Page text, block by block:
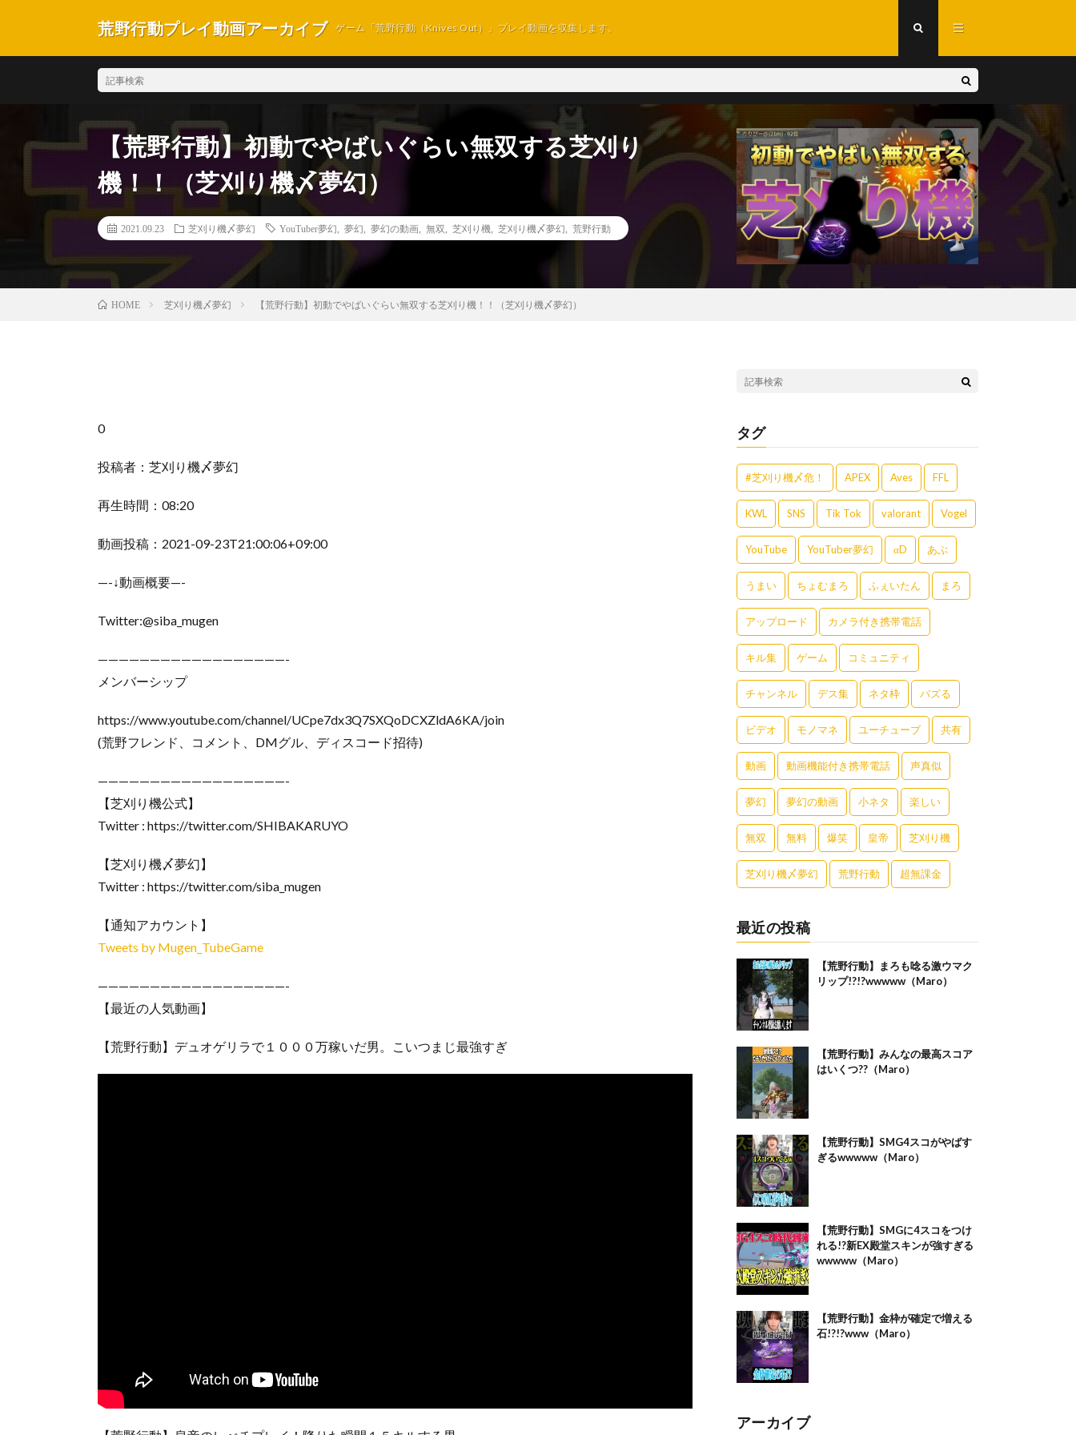
荒野行動プレイ動画アーカイブ ゲーム「荒野行動（Knives Out）」プレイ動画を収集します。
【荒野行動】初動でやばいぐらい無双する芝刈り
機！！（芝刈り機〆夢幻）
2021.09.23 芝刈り機〆夢幻 YouTuber夢幻 夢幻 夢幻の動画 無双 芝刈り機 芝刈り機〆夢幻 荒野行動
HOME 芝刈り機〆夢幻 【荒野行動】初動でやばいぐらい無双する芝刈り機！！（芝刈り機〆夢幻）
0
投稿者：芝刈り機〆夢幻
再生時間：08:20
動画投稿：2021-09-23T21:00:06+09:00
—-↓動画概要—-
Twitter:@siba_mugen
——————————————————-
メンバーシップ
https://www.youtube.com/channel/UCpe7dx3Q7SXQoDCXZldA6KA/join
(荒野フレンド、コメント、DMグル、ディスコード招待)
——————————————————-
【芝刈り機公式】
Twitter : https://twitter.com/SHIBAKARUYO
【芝刈り機〆夢幻】
Twitter : https://twitter.com/siba_mugen
【通知アカウント】
Tweets by Mugen_TubeGame
——————————————————-
【最近の人気動画】
【荒野行動】デュオゲリラで１０００万稼いだ男。こいつまじ最強すぎ
タグ
#芝刈り機〆危！ APEX Aves FFL
KWL SNS Tik Tok valorant Vogel
YouTube YouTuber夢幻 αD あぶ
うまい ちょむまろ ふぇいたん まろ
アップロード カメラ付き携帯電話
キル集 ゲーム コミュニティ
チャンネル デス集 ネタ枠 バズる
ビデオ モノマネ ユーチューブ 共有
動画 動画機能付き携帯電話 声真似
夢幻 夢幻の動画 小ネタ 楽しい
無双 無料 爆笑 皇帝 芝刈り機
芝刈り機〆夢幻 荒野行動 超無課金
最近の投稿
【荒野行動】まろも唸る激ウマク
リップ!?!?wwwww（Maro）
【荒野行動】みんなの最高スコア
はいくつ??（Maro）
【荒野行動】SMG4スコがやばす
ぎるwwwww（Maro）
【荒野行動】SMGに4スコをつけ
れる!?新EX殿堂スキンが強すぎる
wwwww（Maro）
【荒野行動】金枠が確定で増える
石!?!?www（Maro）
アーカイブ